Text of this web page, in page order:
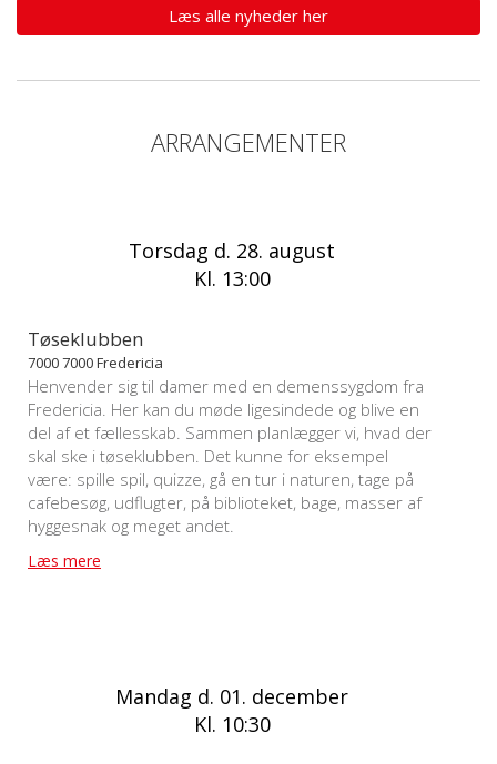
Læs alle nyheder her
ARRANGEMENTER
Torsdag d. 28. august
Kl. 13:00
Tøseklubben
7000 7000 Fredericia
Henvender sig til damer med en demenssygdom fra
Fredericia. Her kan du møde ligesindede og blive en
del af et fællesskab. Sammen planlægger vi, hvad der
skal ske i tøseklubben. Det kunne for eksempel
være: spille spil, quizze, gå en tur i naturen, tage på
cafebesøg, udflugter, på biblioteket, bage, masser af
hyggesnak og meget andet.
Læs mere
Mandag d. 01. december
Kl. 10:30